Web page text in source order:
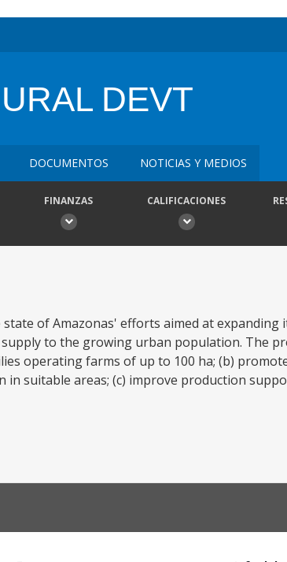
DEVT
DOCUMENTOS NOTICIAS Y MEDIOS
FINANZAS CALIFICACIONES
of Amazonas' efforts aimed at expanding
to the growing urban population. The
operating farms of up to 100 ha; (b)
suitable areas; (c) improve production